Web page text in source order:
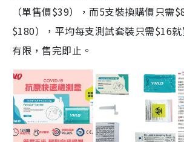
（單售價$39），而5支裝換購價只需
$180），平均每支測試套裝只需$16
有限，售完即止。